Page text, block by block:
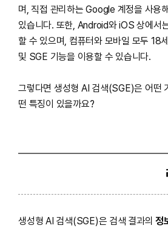
며, 직접 관리하는 Google 계정을 사용
있습니다. 또한, Android와 iOS 상에서
할 수 있으며, 컴퓨터와 모바일 모두 18
및 SGE 기능을 이용할 수 있습니다.
그렇다면 생성형 AI 검색(SGE)은 어떤
떤 특징이 있을까요?
생성형 AI 검색(SGE)은 검색 결과의정